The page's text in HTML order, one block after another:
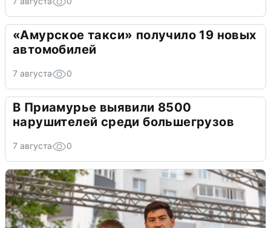
«Амурское такси» получило 19 новых
автомобилей
7 августа 0
В Приамурье выявили 8500
нарушителей среди большегрузов
7 августа 0